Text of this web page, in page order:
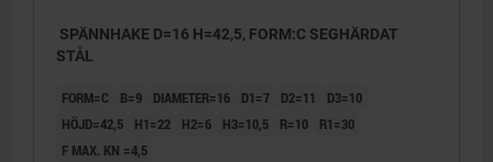
SPÄNNHAKE D=16 H=42,5, FORM:C SEGHÄRDAT
STÅL
FORM=C B=9 DIAMETER=16 D1=7 D2=11
D3=10
HÖJD=42,5
H1=22 H2=6 H3=10,5 R=10
R1=30
F MAX. KN =4,5